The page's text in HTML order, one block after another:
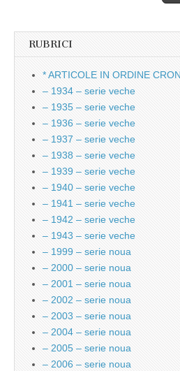
RUBRICI
* ARTICOLE IN ORDINE
– 1934 – serie veche
– 1935 – serie veche
– 1936 – serie veche
– 1937 – serie veche
– 1938 – serie veche
– 1939 – serie veche
– 1940 – serie veche
– 1941 – serie veche
– 1942 – serie veche
– 1943 – serie veche
– 1999 – serie noua
– 2000 – serie noua
– 2001 – serie noua
– 2002 – serie noua
– 2003 – serie noua
– 2004 – serie noua
– 2005 – serie noua
– 2006 – serie noua